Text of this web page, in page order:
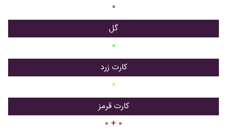
۰
گل
۰
کارت زرد
۰
کارت قرمز
۰ + ۰